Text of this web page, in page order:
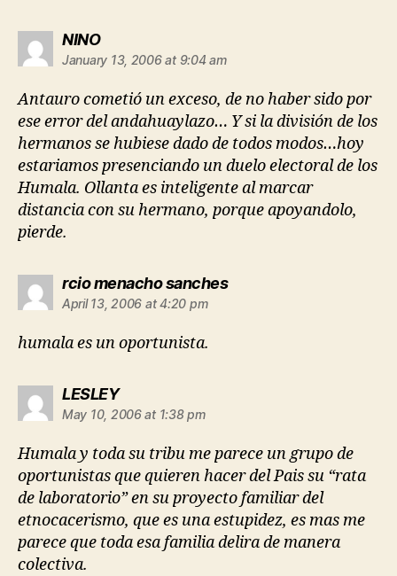
NINOsays:
January 13, 2006 at 9:04 am
Antauro cometió un exceso, de no haber sido por
ese error del andahuaylazo… Y si la división de los
hermanos se hubiese dado de todos modos…hoy
estariamos presenciando un duelo electoral de los
Humala. Ollanta es inteligente al marcar
distancia con su hermano, porque apoyandolo,
pierde.
rcio menacho sanchessays:
April 13, 2006 at 4:20 pm
humala es un oportunista.
LESLEYsays:
May 10, 2006 at 1:38 pm
Humala y toda su tribu me parece un grupo de
oportunistas que quieren hacer del Pais su “rata
de laboratorio” en su proyecto familiar del
etnocacerismo, que es una estupidez, es mas me
parece que toda esa familia delira de manera
colectiva.